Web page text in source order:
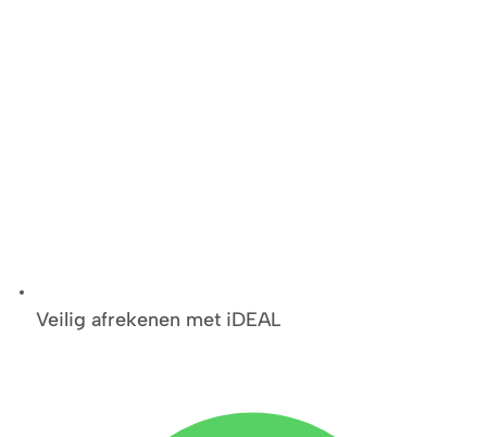
Veilig afrekenen met iDEAL